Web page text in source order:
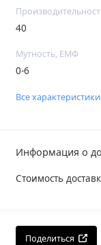
40
Мутность, ЕМФ
0-6
Все характеристики
Информация о
Стоимость
Поделиться